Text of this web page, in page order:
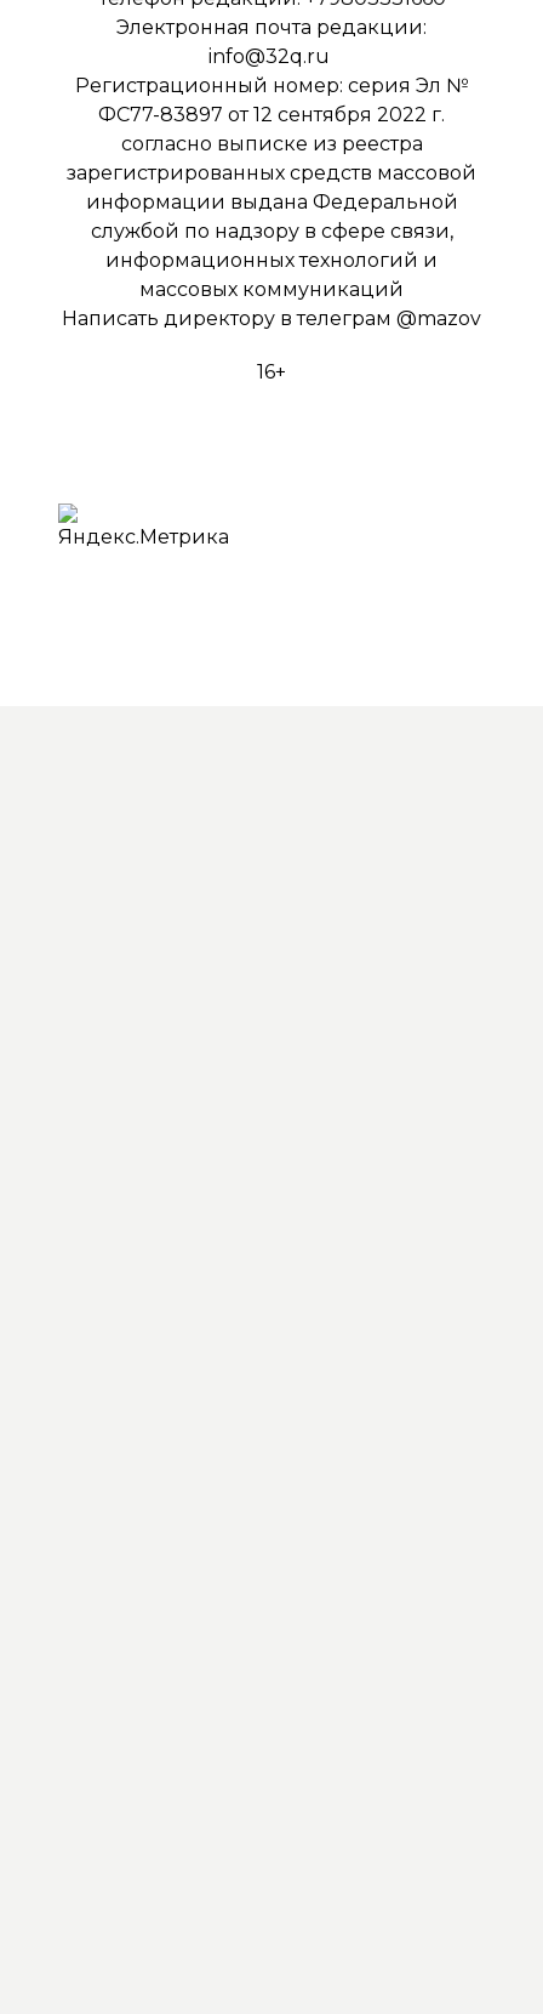
Электронная почта редакции:
info@32q.ru
Регистрационный номер: серия Эл №
ФС77-83897 от 12 сентября 2022 г.
согласно выписке из реестра
зарегистрированных средств массовой
информации выдана Федеральной
службой по надзору в сфере связи,
информационных технологий и
массовых коммуникаций
Написать директору в телеграм @mazov
16+